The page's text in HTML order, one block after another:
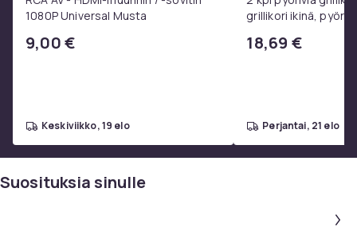
1080P Universal Musta
9,00 €
keskiviikko, 19 elo
grillikori ikinä,
valmistettu
18,69 €
perjantai, 21 elo
Suosituksia sinulle